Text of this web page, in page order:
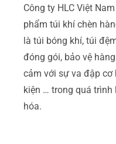
Công ty HLC Việt
phẩm túi khí chèn
là túi bóng khí, túi
đóng gói, bảo vệ
cảm với sự va đập cơ
kiện … trong quá trình
hóa.